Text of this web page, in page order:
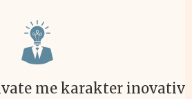
me karakter inovativ